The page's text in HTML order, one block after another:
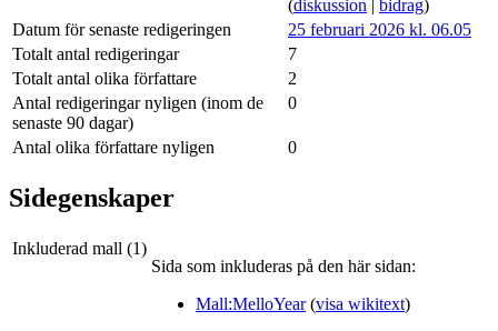
(diskussion | bidrag)
Datum för senaste redigeringen
25 februari 2026 kl. 06.05
Totalt antal redigeringar
7
Totalt antal olika författare
2
Antal redigeringar nyligen (inom de
senaste 90 dagar)
0
Antal olika författare nyligen 0
Sidegenskaper
Inkluderad mall (1)
Sida som inkluderas på den här sidan:
Mall:MelloYear(visa wikitext)